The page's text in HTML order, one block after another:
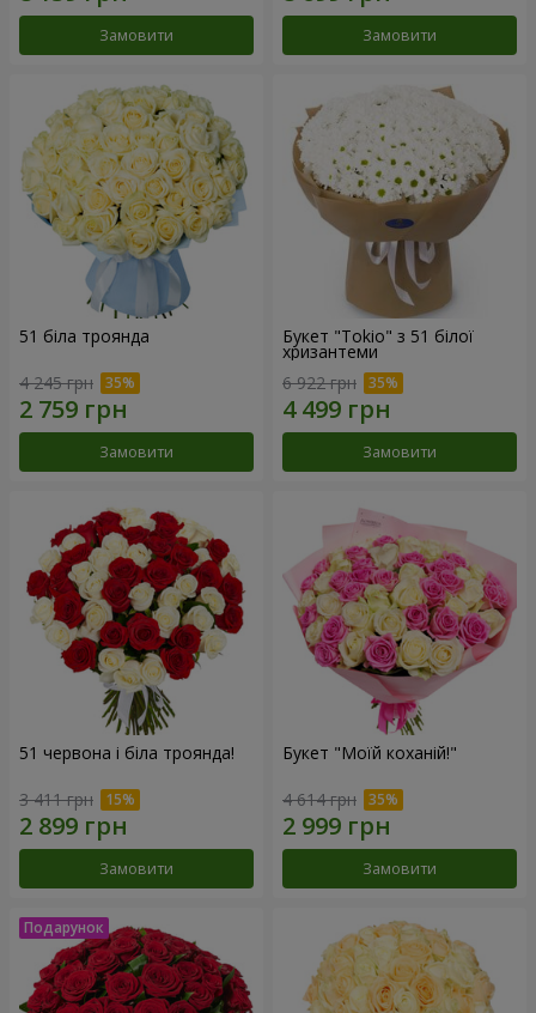
Замовити Замовити
51 біла троянда
4 245 грн
Замовити
Букет "Tokio" з 51 білої
хризантеми
6 922 грн
Замовити
51 червона і біла троянда!
3 411 грн
Замовити
Букет "Моїй коханій!"
4 614 грн
Замовити